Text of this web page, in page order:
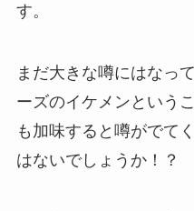
す。
まだ大きな噂にはなっ
ーズのイケメンという
も加味すると噂がでて
はないでしょうか！？